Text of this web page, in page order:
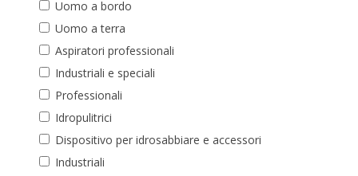
Uomo a bordo
Uomo a terra
Aspiratori professionali
Industriali e speciali
Professionali
Idropulitrici
Dispositivo per idrosabbiare e accessori
Industriali